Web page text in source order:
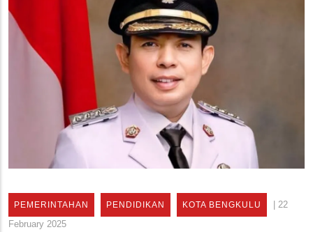
PEMERINTAHAN PENDIDIKAN KOTA BENGKULU | 22
February 2025